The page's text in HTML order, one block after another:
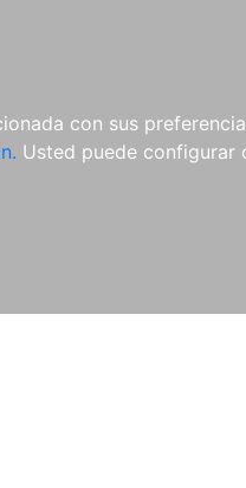
con sus
Usted puede configurar